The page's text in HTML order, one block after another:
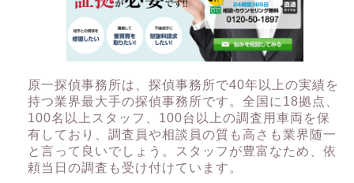
原一探偵事務所は、探偵事務所で40年以上の実績を
持つ業界最大手の探偵事務所です。全国に18拠点、
100名以上スタッフ、100台以上の調査用車両を保
有しており、調査員や相談員の質も高さも業界随一
と言って良いでしょう。スタッフが豊富なため、依
頼当日の調査も受け付けています。